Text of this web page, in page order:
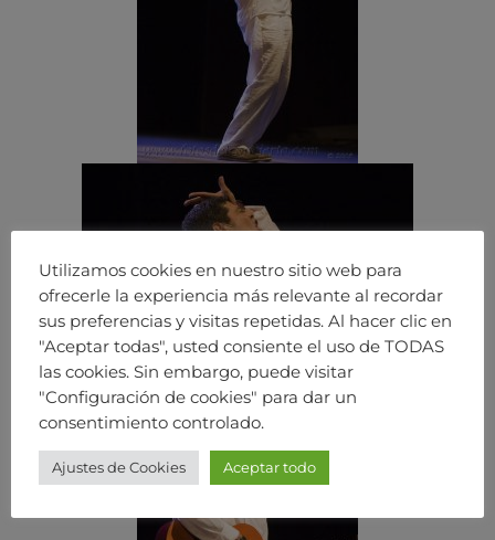
Utilizamos cookies en nuestro sitio web para
ofrecerle la experiencia más relevante al recordar
sus preferencias y visitas repetidas. Al hacer clic en
"Aceptar todas", usted consiente el uso de TODAS
las cookies. Sin embargo, puede visitar
"Configuración de cookies" para dar un
consentimiento controlado.
Ajustes de Cookies Aceptar todo